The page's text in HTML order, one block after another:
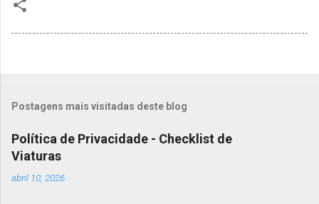
Postagens mais visitadas deste blog
Política de Privacidade - Checklist de
Viaturas
abril 10, 2026